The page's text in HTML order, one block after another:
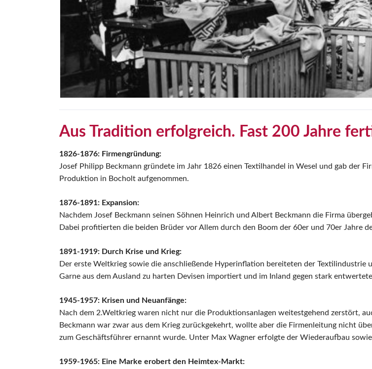
Aus Tradition erfolgreich. Fast 200 Jahre
1826-1876: Firmengründung:
Josef Philipp Beckmann gründete im Jahr 1826 einen Textilhandel in Wesel und gab der
Produktion in Bocholt aufgenommen.
1876-1891: Expansion:
Nachdem Josef Beckmann seinen Söhnen Heinrich und Albert Beckmann die Firma
Dabei profitierten die beiden Brüder vor Allem durch den Boom der 60er und 70er Jahre
1891-1919: Durch Krise und Krieg:
Der erste Weltkrieg sowie die anschließende Hyperinflation bereiteten der Textilindustrie
Garne aus dem Ausland zu harten Devisen importiert und im Inland gegen stark
1945-1957: Krisen und Neuanfänge:
Nach dem 2.Weltkrieg waren nicht nur die Produktionsanlagen weitestgehend zerstört,
Beckmann war zwar aus dem Krieg zurückgekehrt, wollte aber die Firmenleitung nicht
zum Geschäftsführer ernannt wurde. Unter Max Wagner erfolgte der Wiederaufbau
1959-1965: Eine Marke erobert den Heimtex-Markt: